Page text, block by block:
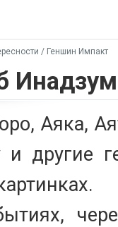
/ Геншин Импакт
Аяка,
и другие